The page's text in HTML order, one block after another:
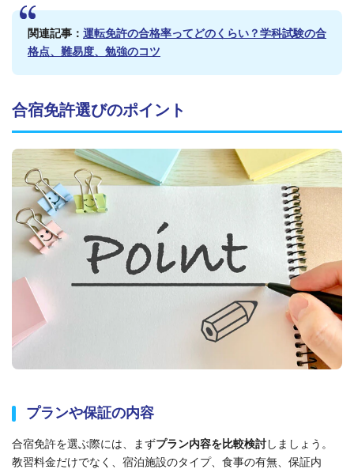
関連記事： 運転免許の合格率ってどのくらい？学科試験の合
格点、難易度、勉強のコツ
合宿免許選びのポイント
プランや保証の内容
合宿免許を選ぶ際には、まずプラン内容を比較検討しましょう。
教習料金だけでなく、宿泊施設のタイプ、食事の有無、保証内